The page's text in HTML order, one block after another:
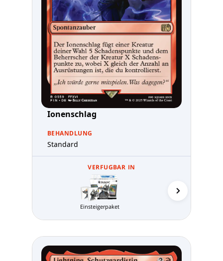
Ionenschlag
BEHANDLUNG
Standard
VERFUGBAR IN
Einsteigerpaket